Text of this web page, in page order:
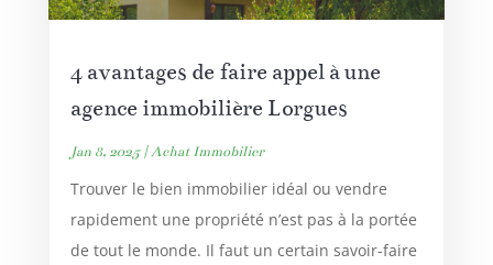
4 avantages de faire appel à une
agence immobilière Lorgues
Jan 8, 2025|Achat Immobilier
Trouver le bien immobilier idéal ou vendre
rapidement une propriété n’est pas à la portée
de tout le monde. Il faut un certain savoir-faire